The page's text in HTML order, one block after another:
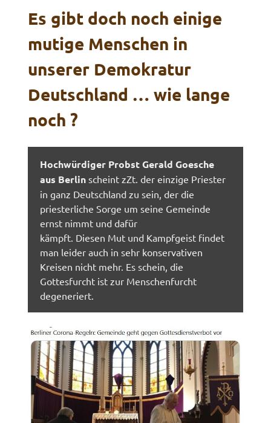
Es gibt doch noch einige
mutige Menschen in
unserer Demokratur
Deutschland … wie lange
noch ?
Hochwürdiger Probst Gerald Goesche
aus Berlin scheint zZt. der einzige Priester
in ganz Deutschland zu sein, der die
priesterliche Sorge um seine Gemeinde
ernst nimmt und dafür
kämpft. Diesen Mut und Kampfgeist findet
man leider auch in sehr konservativen
Kreisen nicht mehr. Es schein, die
Gottesfurcht ist zur Menschenfurcht
degeneriert.